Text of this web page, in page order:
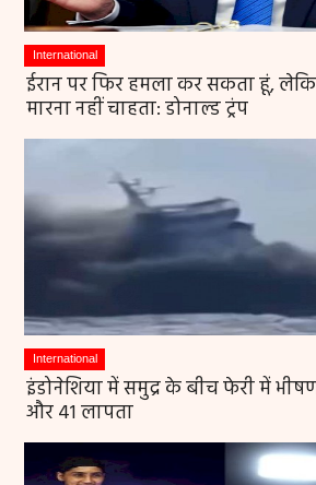
International
ईरान पर फिर हमला कर सकता हूं,
मारना नहीं चाहता: डोनाल्ड ट्रंप
International
इंडोनेशिया में समुद्र के बीच फेरी में
और 41 लापता